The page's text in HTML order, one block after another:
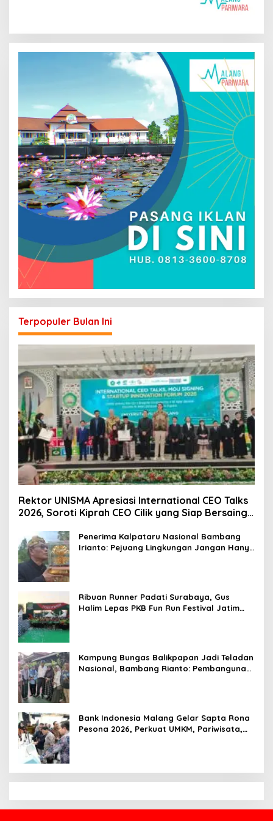
Terpopuler Bulan Ini
Rektor UNISMA Apresiasi International CEO Talks
2026, Soroti Kiprah CEO Cilik yang Siap Bersaing
Penerima Kalpataru Nasional Bambang
Irianto: Pejuang Lingkungan Jangan Hanya
Ribuan Runner Padati Surabaya, Gus
Halim Lepas PKB Fun Run Festival Jatim
Kampung Bungas Balikpapan Jadi Teladan
Nasional, Bambang Rianto: Pembangunan
Bank Indonesia Malang Gelar Sapta Rona
Pesona 2026, Perkuat UMKM, Pariwisata,